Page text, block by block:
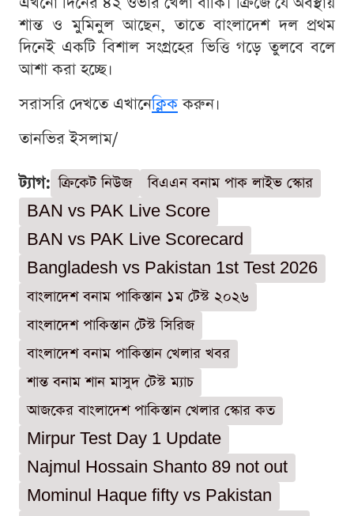
শান্ত ও মুমিনুল আছেন, তাতে বাংলাদেশ দল প্রথম
দিনেই একটি বিশাল সংগ্রহের ভিত্তি গড়ে তুলবে বলে
আশা করা হচ্ছে।
সরাসরি দেখতে এখানেক্লিককরুন।
তানভির ইসলাম/
ট্যাগ: ক্রিকেট নিউজ
বিএএন বনাম পাক লাইভ স্কোর
BAN vs PAK Live Score
BAN vs PAK Live Scorecard
Bangladesh vs Pakistan 1st Test 2026
বাংলাদেশ বনাম পাকিস্তান ১ম টেস্ট ২০২৬
বাংলাদেশ পাকিস্তান টেস্ট সিরিজ
বাংলাদেশ বনাম পাকিস্তান খেলার খবর
শান্ত বনাম শান মাসুদ টেস্ট ম্যাচ
আজকের বাংলাদেশ পাকিস্তান খেলার স্কোর কত
Mirpur Test Day 1 Update
Najmul Hossain Shanto 89 not out
Mominul Haque fifty vs Pakistan